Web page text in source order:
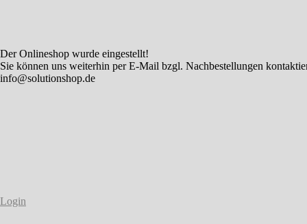
Der Onlineshop wurde eingestellt!
Sie können uns weiterhin per E-Mail bzgl. Nachbestellungen
info@solutionshop.de
Login